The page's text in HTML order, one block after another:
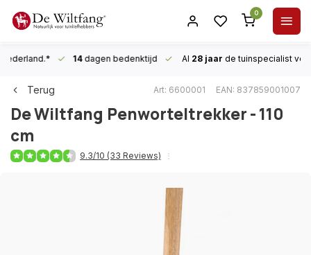
0
14dagen bedenktijd Al 28 jaar de tuinspecialist
Terug Art: 6600001 EAN: 837859001007
De Wiltfang Penworteltrekker - 110
cm
9.3/10 (33 Reviews)